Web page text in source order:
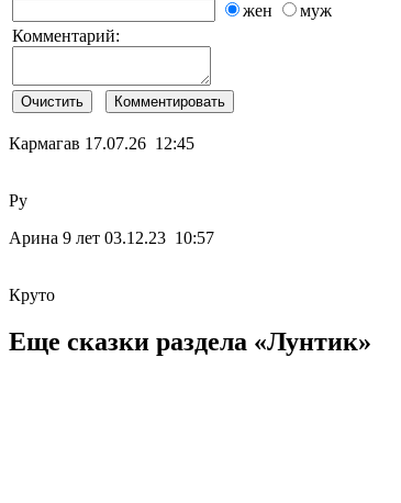
жен
муж
Комментарий:
Кармагав 17.07.26 12:45
Ру
Арина 9 лет 03.12.23 10:57
Круто
Еще сказки раздела «Лунтик»